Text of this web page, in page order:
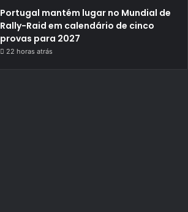
Portugal mantém lugar no Mundial de
Rally-Raid em calendário de cinco
provas para 2027
22 horas atrás